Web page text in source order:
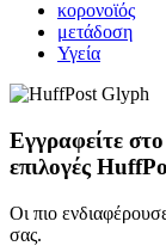
κορονοϊός
μετάδοση
Υγεία
Εγγραφείτε
επιλογές
Οι πιο
σας.